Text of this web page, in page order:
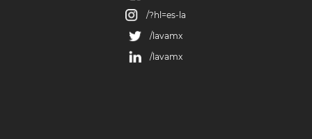
/?hl=es-la
/lavamx
/lavamx